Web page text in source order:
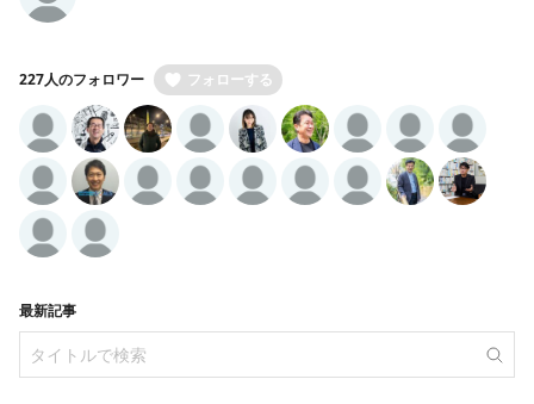
227人のフォロワー フォローする
最新記事